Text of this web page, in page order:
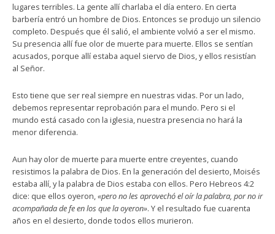
lugares terribles. La gente allí charlaba el día entero. En cierta
barbería entró un hombre de Dios. Entonces se produjo un silencio
completo. Después que él salió, el ambiente volvió a ser el mismo.
Su presencia allí fue olor de muerte para muerte. Ellos se sentían
acusados, porque allí estaba aquel siervo de Dios, y ellos resistían
al Señor.
Esto tiene que ser real siempre en nuestras vidas. Por un lado,
debemos representar reprobación para el mundo. Pero si el
mundo está casado con la iglesia, nuestra presencia no hará la
menor diferencia.
Aun hay olor de muerte para muerte entre creyentes, cuando
resistimos la palabra de Dios. En la generación del desierto, Moisés
estaba allí, y la palabra de Dios estaba con ellos. Pero Hebreos 4:2
dice: que ellos oyeron,«pero no les aprovechó el oír la palabra, por no ir
acompañada de fe en los que la oyeron». Y el resultado fue cuarenta
años en el desierto, donde todos ellos murieron.